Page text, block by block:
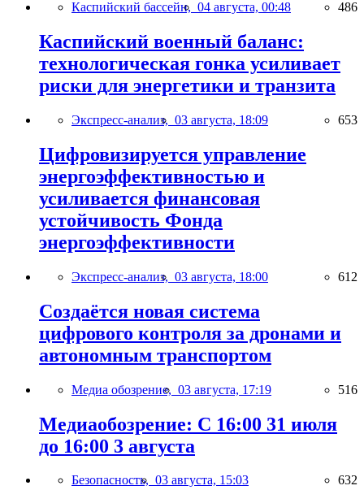
Каспийский бассейн, 04 августа, 00:48 486
Каспийский военный баланс:
технологическая гонка усиливает
риски для энергетики и транзита
Экспресс-анализ, 03 августа, 18:09 653
Цифровизируется управление
энергоэффективностью и
усиливается финансовая
устойчивость Фонда
энергоэффективности
Экспресс-анализ, 03 августа, 18:00 612
Создаётся новая система
цифрового контроля за дронами и
автономным транспортом
Медиа обозрение, 03 августа, 17:19 516
Медиаобозрение: С 16:00 31 июля
до 16:00 3 августа
Безопасность, 03 августа, 15:03 632